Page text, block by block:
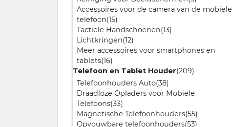
Accessoires voor de camera van de mobiele
telefoon(15)
Tactiele Handschoenen(13)
Lichtkringen(12)
Meer accessoires voor smartphones en
tablets(16)
Telefoon en Tablet Houder(209)
Telefoonhouders Auto(38)
Draadloze Opladers voor Mobiele
Telefoons(33)
Magnetische Telefoonhouders(55)
Opvouwbare telefoonhouders(53)